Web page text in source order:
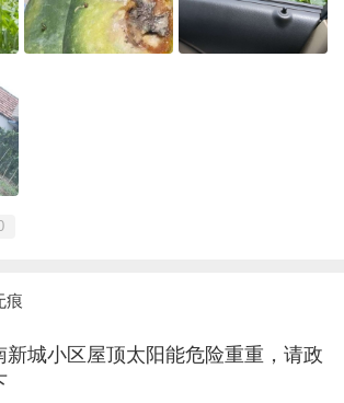
痕
新城小区屋顶太阳能危险重重，请政